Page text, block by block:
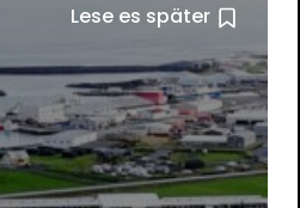
Lese es später